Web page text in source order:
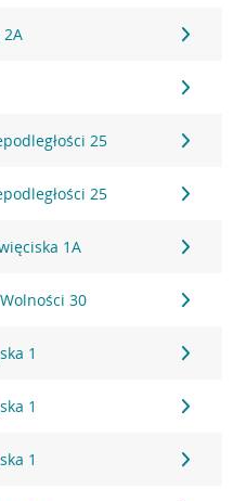
2A
25
25
1A
30
1
1
1